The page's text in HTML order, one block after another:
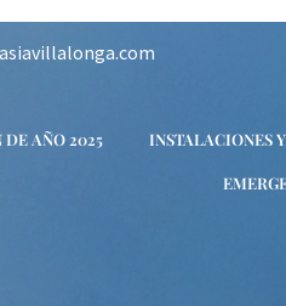
DE AÑO 2025 INSTALACIONES